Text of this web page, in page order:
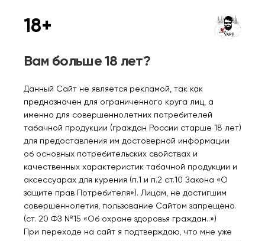
Персональные рекомендации
PUFFMI DUMESH 10000
Ванильное мороженое
2%
1080₽
PUFFMI PURE 20000
Грейпфрут 2%
1220₽
18+
Вам больше 18 лет?
Данный Сайт не является рекламой, так как
предназначен для ограниченного круга лиц, а
именно для совершеннолетних потребителей
табачной продукции (граждан России старше 18 лет)
для предоставления им достоверной информации
об основных потребительских свойствах и
качественных характеристик табачной продукции и
аксессуарах для курения (п.1 и п.2 ст.10 Закона «О
защите прав Потребителя»). Лицам, не достигшим
совершеннолетия, пользование Сайтом запрещено.
(ст. 20 ФЗ №15 «Об охране здоровья граждан..»)
При переходе на сайт я подтверждаю, что мне уже